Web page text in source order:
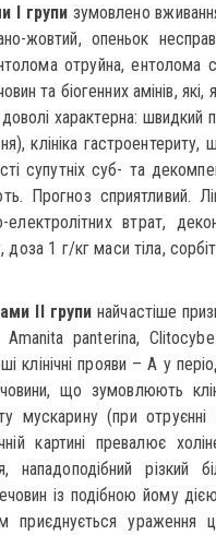
І групи зумовлено
жовтий, опеньок
отруйна, ентолома
та біогенних амінів,
характерна:
клініка
супутніх суб- та
Прогноз сприятливий.
електролітних втрат,
доза 1 г/кг маси тіла,
ІІ групи найчастіше
Amanita panterina,
клінічні прояви – A у
що зумовлюють
мускарину (при
картині превалює
нападоподібний
із подібною йому
приєднується ураження